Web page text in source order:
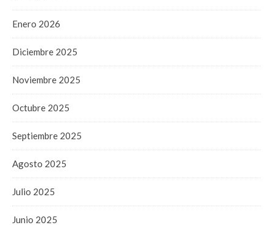
Enero 2026
Diciembre 2025
Noviembre 2025
Octubre 2025
Septiembre 2025
Agosto 2025
Julio 2025
Junio 2025